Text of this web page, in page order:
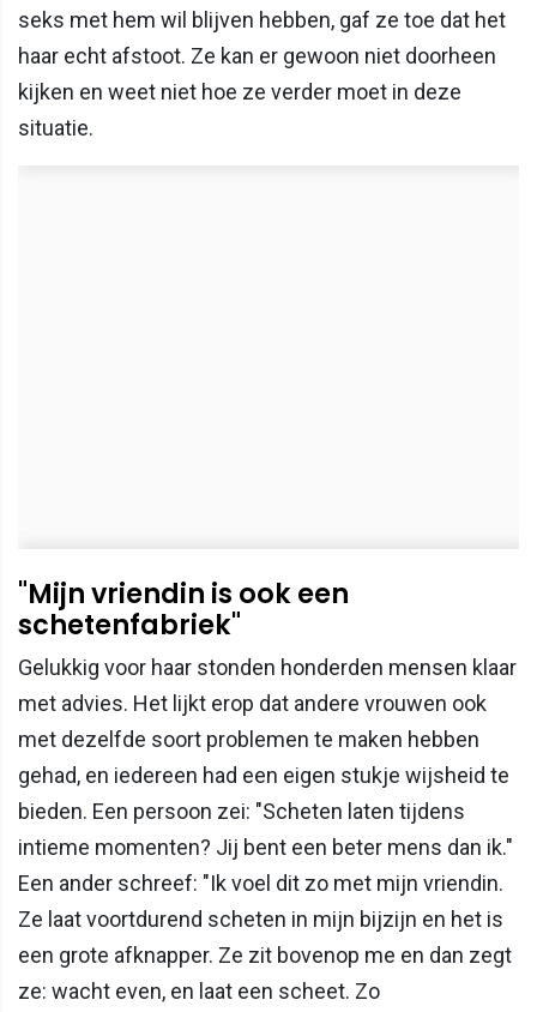
seks met hem wil blijven hebben, gaf ze toe dat het
haar echt afstoot. Ze kan er gewoon niet doorheen
kijken en weet niet hoe ze verder moet in deze
situatie.
"Mijn vriendin is ook een
schetenfabriek"
Gelukkig voor haar stonden honderden mensen klaar
met advies. Het lijkt erop dat andere vrouwen ook
met dezelfde soort problemen te maken hebben
gehad, en iedereen had een eigen stukje wijsheid te
bieden. Een persoon zei: "Scheten laten tijdens
intieme momenten? Jij bent een beter mens dan ik."
Een ander schreef: "Ik voel dit zo met mijn vriendin.
Ze laat voortdurend scheten in mijn bijzijn en het is
een grote afknapper. Ze zit bovenop me en dan zegt
ze: wacht even, en laat een scheet. Zo